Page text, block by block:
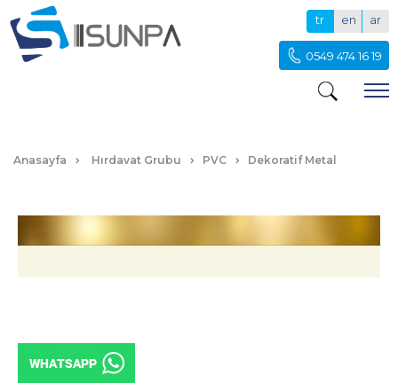
tr en ar
0549 474 16 19
ALTIN AYNA KASTAMONU ENT.D160 AYTAŞI
Anasayfa Hırdavat Grubu PVC Dekoratif Metal